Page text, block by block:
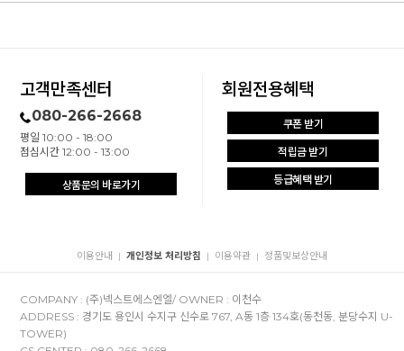
고객만족센터
080-266-2668
평일 10:00 - 18:00
점심시간 12:00 - 13:00
상품문의 바로가기
회원전용혜택
쿠폰 받기
적립금 받기
등급혜택 받기
이용안내 | 개인정보 처리방침 | 이용약관 | 정품및보상안내
COMPANY : (주)넥스트에스엔엘/ OWNER : 이천수
ADDRESS : 경기도 용인시 수지구 신수로 767, A동 1층 134호(동천동, 분당수지 U-
TOWER)